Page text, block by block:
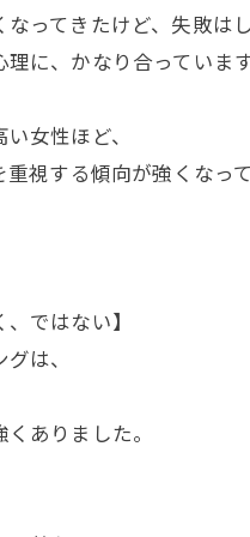
なってきたけど、失敗は
に、かなり合っています
女性ほど、
視する傾向が強くなって
ではない】
は、
ありました。